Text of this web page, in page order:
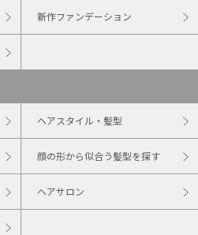
新作ファンデーション
ヘアスタイル・髪型
顔の形から似合う髪型を探す
ヘアサロン